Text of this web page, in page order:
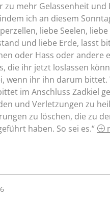
zu mehr Gelassenheit und
ich an diesem
liebe Seelen,
und liebe Erde, lasst
oder Hass oder andere
die ihr jetzt loslassen
wenn ihr ihn darum bittet.
im Anschluss Zadkiel
und Verletzungen zu
zu löschen, die zu
haben. So sei es.“